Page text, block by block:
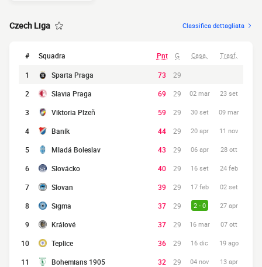
Czech Liga Classifica dettagliata
# Squadra Pnt G Casa. Trasf.
1 Sparta Praga 73
29
2
Slavia Praga 69 29 02 mar 23 set
3 Viktoria Plzeň 59 29 30 set 09 mar
4 Baník 44 29 20 apr 11 nov
5 Mladá Boleslav 43 29 06 apr 28 ott
6 Slovácko 40 29 16 set 24 feb
7 Slovan 39 29 17 feb 02 set
8 Sigma 37 29 2 - 0 27 apr
9 Králové 37 29 16 mar 07 ott
10 Teplice 36 29 16 dic 19 ago
11 Bohemians 1905 32 29 04 nov 13 apr